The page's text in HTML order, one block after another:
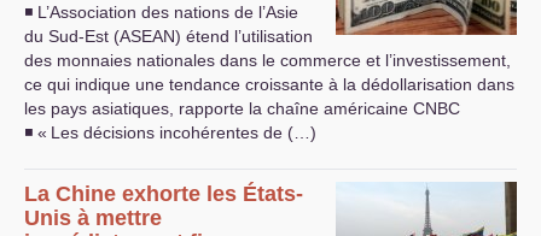
◾ L’Association des nations de l’Asie
du Sud-Est (ASEAN) étend l’utilisation
des monnaies nationales dans le commerce et l’investissement,
ce qui indique une tendance croissante à la dédollarisation dans
les pays asiatiques, rapporte la chaîne américaine CNBC
◾ « Les décisions incohérentes de (…)
La Chine exhorte les États-
Unis à mettre